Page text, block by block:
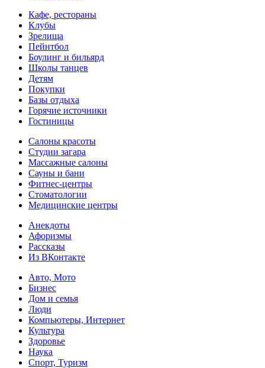
Кафе, рестораны
Клубы
Зрелища
Пейнтбол
Боулинг и бильярд
Школы танцев
Детям
Покупки
Базы отдыха
Горячие источники
Гостиницы
Салоны красоты
Студии загара
Массажные салоны
Сауны и бани
Фитнес-центры
Стоматологии
Медицинские центры
Анекдоты
Афоризмы
Рассказы
Из ВКонтакте
Авто, Мото
Бизнес
Дом и семья
Люди
Компьютеры, Интернет
Культура
Здоровье
Наука
Спорт, Туризм